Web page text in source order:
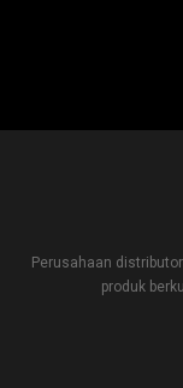
Perusahaan
produk